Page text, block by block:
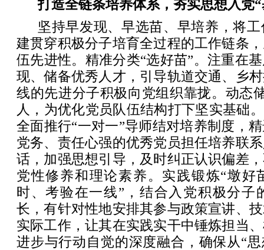
打造全链条培养体系，夯实思想入党
坚持早发现、早选苗、早培养，将
建贯穿积极分子培育全过程的工作链条
伍先进性。精准分类“选好苗”。注重在
现、储备优秀人才，引导轨道交通、乡
线的先进分子积极向党组织靠拢。动态
人，为优化党员队伍结构打下坚实基础
全面推行“一对一”导师结对培养制度，
党务、责任心强的优秀党员担任培养联
话，加强思想引导，及时纠正认识偏差
党性修养和理论素养。实践锻炼“墩好
时、考验在一线”，结合入党积极分子
长，有针对性地安排其参与政策宣讲、
实际工作，让其在实践实干中锤炼担当
进步与行动自觉的深度融合，确保从“